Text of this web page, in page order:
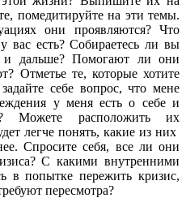
помедитируйте на эти темы.
они проявляются? Что
вас есть? Собираетесь ли вы
дальше? Помогают ли они
Отметье те, которые хотите
себе вопрос, что мене
у меня есть о себе и
Можете расположить их
легче понять, какие из них
Спросите себя, все ли они
С какими внутренними
в попытке пережить кризис,
пересмотра?